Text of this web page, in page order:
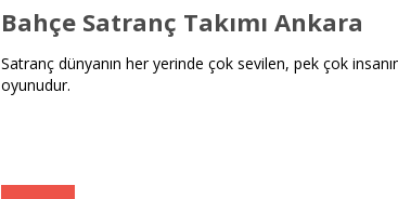
Bahçe Satranç Takımı Ankara
Satranç dünyanın her yerinde çok sevilen, pek çok
oyunudur.